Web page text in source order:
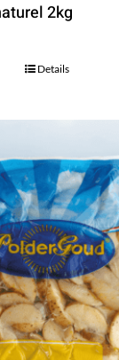
2kg
Details